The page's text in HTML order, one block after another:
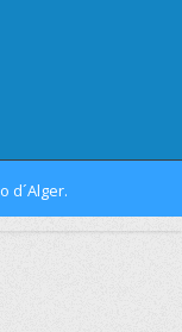
d´Alger.